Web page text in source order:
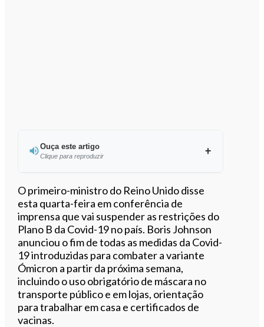
Ouça este artigo
Clique para reproduzir
Ouvir este artigo
O primeiro-ministro do Reino Unido disse
esta quarta-feira em conferência de
imprensa que vai suspender as restrições do
Plano B da Covid-19 no país. Boris Johnson
anunciou o fim de todas as medidas da Covid-
19 introduzidas para combater a variante
Ómicron a partir da próxima semana,
incluindo o uso obrigatório de máscara no
transporte público e em lojas, orientação
para trabalhar em casa e certificados de
vacinas.